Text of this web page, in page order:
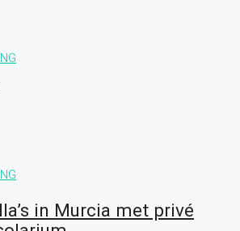
in Murcia met privé